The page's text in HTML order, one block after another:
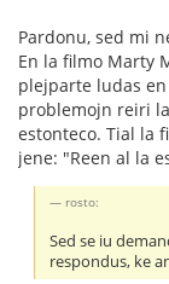
Pardonu, sed mi
En la filmo Marty
plejparte ludas
problemojn reiri
estonteco. Tial la
jene: "Reen al la
rosto:
Sed se iu
respondus, ke